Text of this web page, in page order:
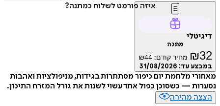
איזה פורמט לשלוח כמתנה?
₪ מחיר קודם: ₪44
עד:31/08/2026
מלחמת יום כיפור מסתתרות בגידות, מניפולציות ואהבות
— כשסוכן כפול אחד עשוי לשנות את גורל המזרח התיכון.
מהירה